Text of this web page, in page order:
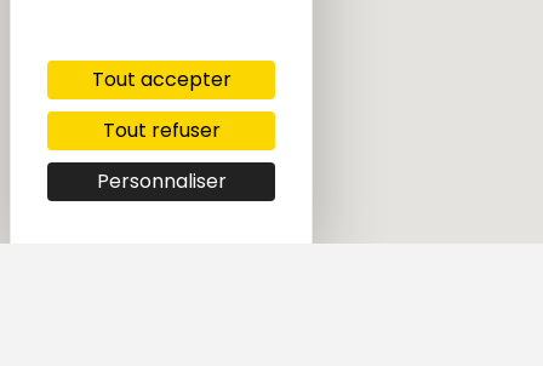
Tout accepter
Tout refuser
Personnaliser